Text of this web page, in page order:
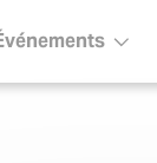
Sous-menu